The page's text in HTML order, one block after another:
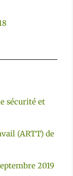
sécurité et
(ARTT) de
2019